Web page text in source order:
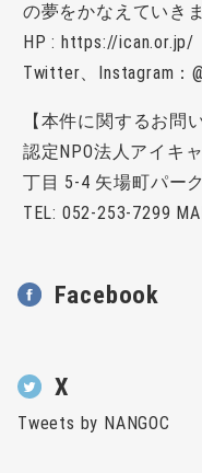
の夢をかなえていきま
HP : https://ican.or.jp/
Twitter、Instagram：
【本件に関するお問
認定NPO法人アイキ
丁目 5-4 矢場町パー
TEL: 052-253-7299
Facebook
X
Tweets by NANGOC